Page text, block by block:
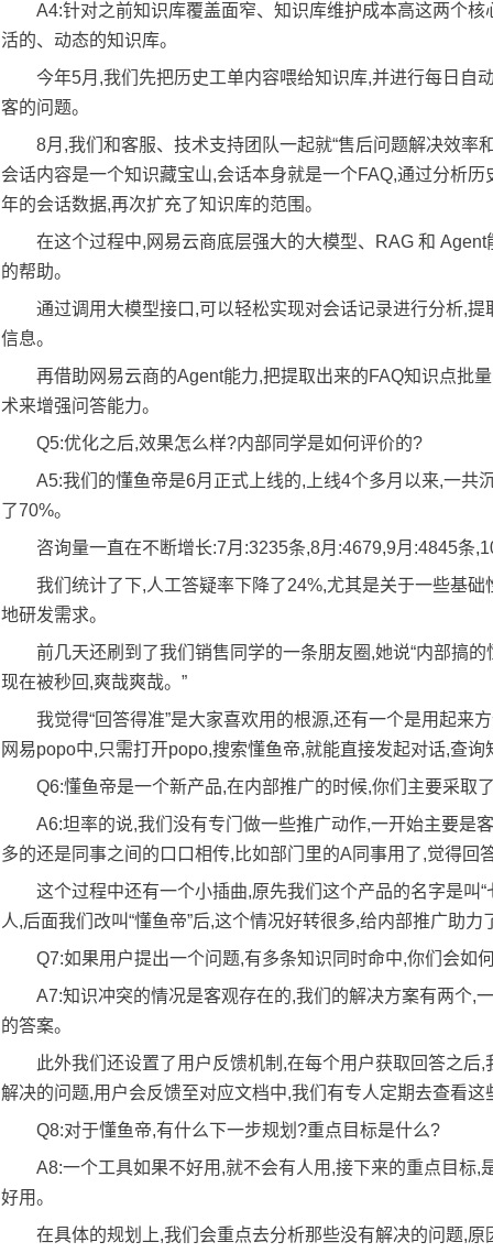
A4:针对之前知识库覆盖面窄、知识库维护成本高这两个
活的、动态的知识库。
今年5月,我们先把历史工单内容喂给知识库,并进行每日自
客的问题。
8月,我们和客服、技术支持团队一起就“售后问题解决效率
会话内容是一个知识藏宝山,会话本身就是一个FAQ,通过分析
年的会话数据,再次扩充了知识库的范围。
在这个过程中,网易云商底层强大的大模型、RAG 和
的帮助。
通过调用大模型接口,可以轻松实现对会话记录进行分析,
信息。
再借助网易云商的Agent能力,把提取出来的FAQ知识点批
术来增强问答能力。
Q5:优化之后,效果怎么样?内部同学是如何评价的?
A5:我们的懂鱼帝是6月正式上线的,上线4个多月以来,一共
了70%。
咨询量一直在不断增长:7月:3235条,8月:4679,9月:4845条
我们统计了下,人工答疑率下降了24%,尤其是关于一些基
地研发需求。
前几天还刷到了我们销售同学的一条朋友圈,她说“内部搞
现在被秒回,爽哉爽哉。”
我觉得“回答得准”是大家喜欢用的根源,还有一个是用起来
网易popo中,只需打开popo,搜索懂鱼帝,就能直接发起对话,查询
Q6:懂鱼帝是一个新产品,在内部推广的时候,你们主要采取
A6:坦率的说,我们没有专门做一些推广动作,一开始主要是
多的还是同事之间的口口相传,比如部门里的A同事用了,觉得回
这个过程中还有一个小插曲,原先我们这个产品的名字是叫
人,后面我们改叫“懂鱼帝”后,这个情况好转很多,给内部推广助力
Q7:如果用户提出一个问题,有多条知识同时命中,你们会如
A7:知识冲突的情况是客观存在的,我们的解决方案有两个,
的答案。
此外我们还设置了用户反馈机制,在每个用户获取回答之后
解决的问题,用户会反馈至对应文档中,我们有专人定期去查看
Q8:对于懂鱼帝,有什么下一步规划?重点目标是什么?
A8:一个工具如果不好用,就不会有人用,接下来的重点目标
好用。
在具体的规划上,我们会重点去分析那些没有解决的问题,